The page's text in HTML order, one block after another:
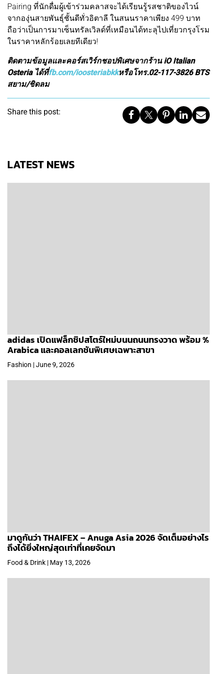
Pairing ที่นักดื่มผู้เข้าร่วมคลาสจะได้เรียนรู้รสชาติของไวน์
จากองุ่นสายพันธุ์ชั้นดีทั่วอิตาลี ในสนนราคาเพียง 499 บาท
ถือว่าเป็นการมาเซ็นทรัลเวิลด์ที่เหมือนได้ทะลุไปเที่ยวกรุงโรม
ในราคาหลักร้อยเลยทีเดียว!
ติดตามข้อมูลและคอร์สเวิร์กชอปพิเศษจากร้าน iO Italian
Osteria ได้ที่fb.com/ioosteriabkkหรือโทร.02-117-3826 BTS
สยาม/ชิดลม
Share this post:
LATEST NEWS
adidas เปิดแฟล็กชิปสโตร์ใหม่บนนถนนทรงวาด พร้อม %
Arabica และคอลเลกชันพิเศษเฉพาะสาขา
Fashion | June 9, 2026
มาดูกันว่า THAIFEX – Anuga Asia 2026 จัดเต็มอย่างไร
ถึงได้ยิ่งใหญ่สุดเท่าที่เคยจัดมา
Food & Drink | May 13, 2026